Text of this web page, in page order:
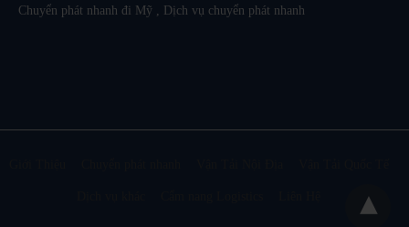
Chuyển phát nhanh đi Mỹ , Dịch vụ chuyển phát nhanh